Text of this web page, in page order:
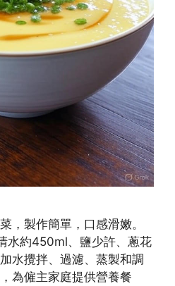
，製作簡單，口感滑嫩。
水約450ml、鹽少許、蔥花
水攪拌、過濾、蒸製和調
為僱主家庭提供營養餐